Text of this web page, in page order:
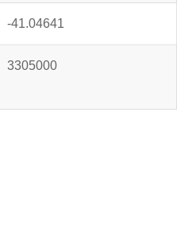
-41.04641
3305000